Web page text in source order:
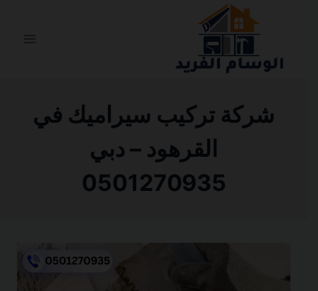
شركة تركيب سيراميك في
القرهود – دبي
0501270935